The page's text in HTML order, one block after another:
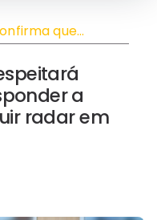
que
cessar-fogo
a ataque
radar em
a
radar em